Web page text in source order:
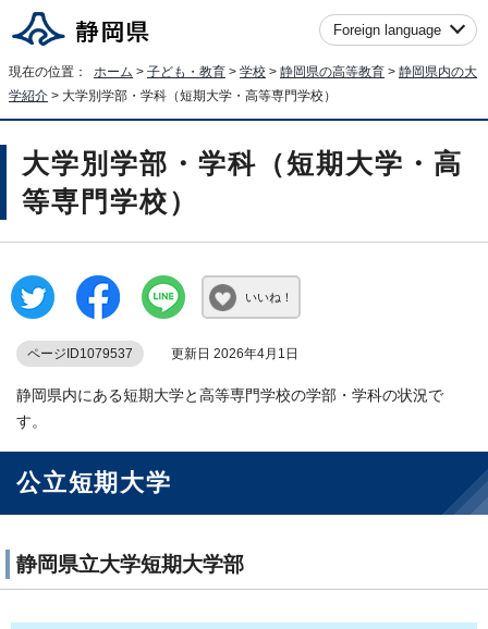
Foreign language
現在の位置： ホーム > 子ども・教育 > 学校 > 静岡県の高等教育 > 静岡県内の大
学紹介 > 大学別学部・学科（短期大学・高等専門学校）
大学別学部・学科（短期大学・高
等専門学校）
いいね！
ページID1079537 更新日 2026年4月1日
静岡県内にある短期大学と高等専門学校の学部・学科の状況で
す。
公立短期大学
静岡県立大学短期大学部